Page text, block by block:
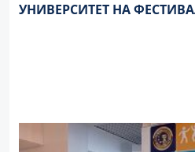
УНИВЕРСИТЕТ НА